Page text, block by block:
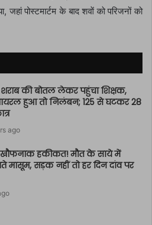
पोस्टमार्टम के बाद शवों को परिजनों को
की बोतल लेकर पहुंचा शिक्षक,
हुआ तो निलंबन; 125 से घटकर 28
ago
हकीकत! मौत के साये में
मासूम, सड़क नहीं तो हर दिन दांव पर